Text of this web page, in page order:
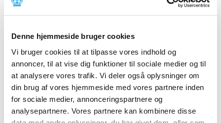
Denne hjemmeside bruger cookies
Vi bruger cookies til at tilpasse vores indhold og
annoncer, til at vise dig funktioner til sociale medier og til
at analysere vores trafik. Vi deler også oplysninger om
din brug af vores hjemmeside med vores partnere inden
for sociale medier, annonceringspartnere og
analysepartnere. Vores partnere kan kombinere disse
Click here to see the Danish page 'Abekopper: EMA
starter gennemgang af data for koppevaccinen Imvanex'
Go to English frontpage